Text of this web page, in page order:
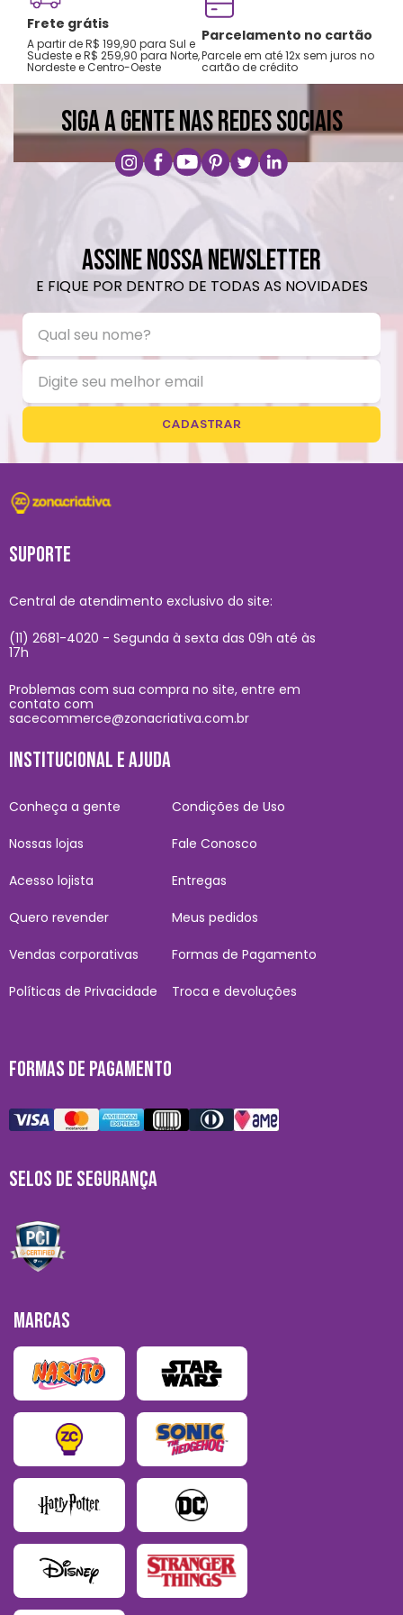
Não secar na secadora.
Não passar ferro.
Não lavar a seco.
Frete grátis
A partir de R$ 199,90 para Sul e
Sudeste e R$ 259,90 para Norte,
Nordeste e Centro-Oeste
Parcelamento no cartão
Parcele em até 12x sem juros no
cartão de crédito
SIGA A GENTE NAS REDES SOCIAIS
ASSINE NOSSA NEWSLETTER
E FIQUE POR DENTRO DE TODAS AS NOVIDADES
CADASTRAR
SUPORTE
Central de atendimento exclusivo do site:
(11) 2681-4020 - Segunda à sexta das 09h até às
17h
Problemas com sua compra no site, entre em
contato com
sacecommerce@zonacriativa.com.br
INSTITUCIONAL E AJUDA
Conheça a gente
Nossas lojas
Acesso lojista
Quero revender
Vendas corporativas
Políticas de Privacidade
Condições de Uso
Fale Conosco
Entregas
Meus pedidos
Formas de Pagamento
Troca e devoluções
FORMAS DE PAGAMENTO
SELOS DE SEGURANÇA
MARCAS